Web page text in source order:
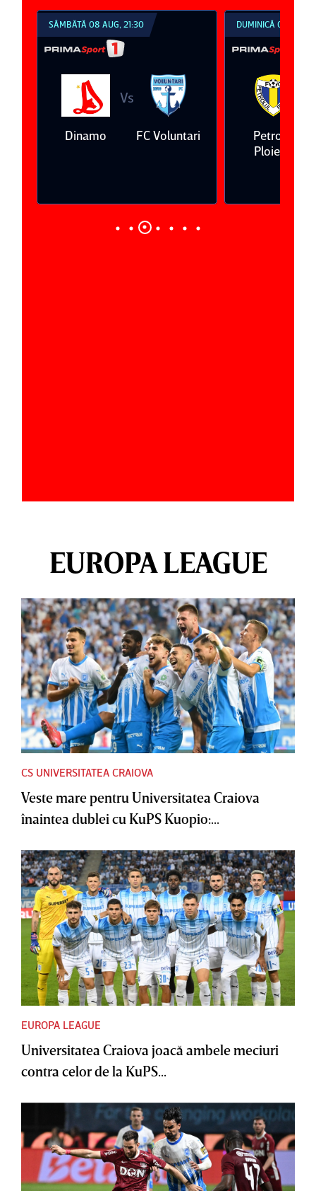
SÂMBĂTĂ 08 AUG, 21:30
Dinamo
Vs
FC Voluntari
DUMINICĂ 09 AUG,
Petrolul
Ploieşti
EUROPA LEAGUE
CS UNIVERSITATEA CRAIOVA
Veste mare pentru Universitatea Craiova
înaintea dublei cu KuPS Kuopio:...
EUROPA LEAGUE
Universitatea Craiova joacă ambele meciuri
contra celor de la KuPS...